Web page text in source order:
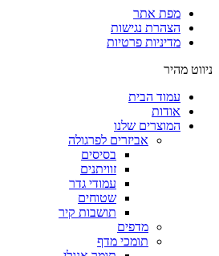
מפת אתר
הצהרת נגישות
מדיניות פרטיות
ניווט מהיר
עמוד הבית
אודות
המוצרים שלנו
אביזרים לפרגולה
בסיסים
זוויתנים
עמודי גדר
שטוחים
תושבות קיר
מדפים
תומכי מדף